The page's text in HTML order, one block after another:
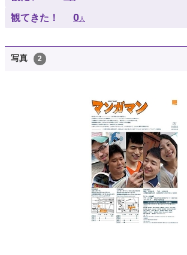
観てきた！ 0人
写真 2